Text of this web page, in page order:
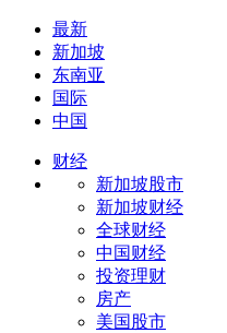
最新
新加坡
东南亚
国际
中国
财经
新加坡股市
新加坡财经
全球财经
中国财经
投资理财
房产
美国股市